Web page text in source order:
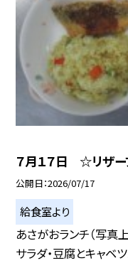
７月１７日 ☆リザ
公開日 2026/07/17
給食室より
あさがおランチ（写真上
サラダ・豆腐とキャベ